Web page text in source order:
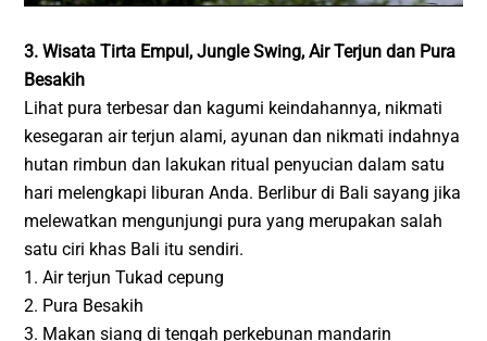
3. Wisata Tirta Empul, Jungle Swing, Air Terjun dan Pura
Besakih
Lihat pura terbesar dan kagumi keindahannya, nikmati
kesegaran air terjun alami, ayunan dan nikmati indahnya
hutan rimbun dan lakukan ritual penyucian dalam satu
hari melengkapi liburan Anda. Berlibur di Bali sayang jika
melewatkan mengunjungi pura yang merupakan salah
satu ciri khas Bali itu sendiri.
1. Air terjun Tukad cepung
2. Pura Besakih
3. Makan siang di tengah perkebunan mandarin